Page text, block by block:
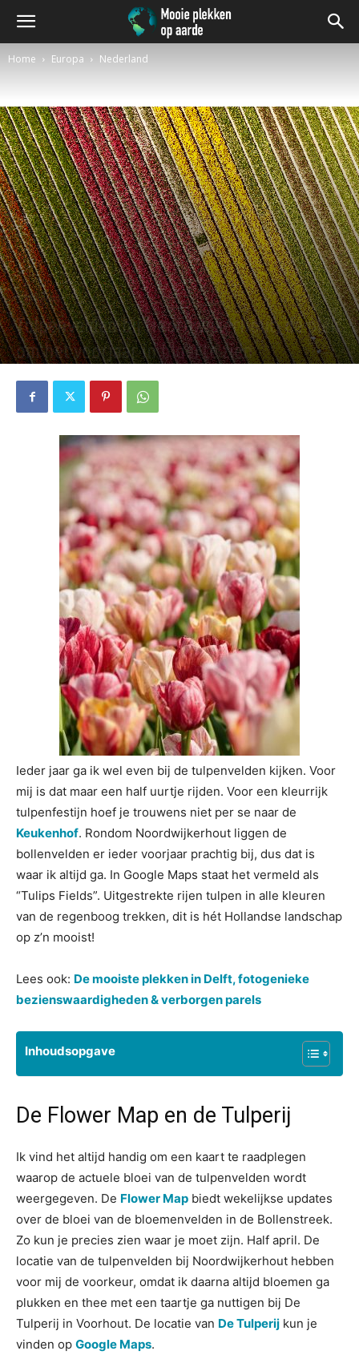
Home Europa Nederland
Nederland
Tulpenvelden bij Noordwijkerhout, dé plek
om het voorjaar in bloei te zien
Ieder jaar ga ik wel even bij de tulpenvelden kijken. Voor
mij is dat maar een half uurtje rijden. Voor een kleurrijk
tulpenfestijn hoef je trouwens niet per se naar de
Keukenhof. Rondom Noordwijkerhout liggen de
bollenvelden er ieder voorjaar prachtig bij, dus dat is
waar ik altijd ga. In Google Maps staat het vermeld als
“Tulips Fields”. Uitgestrekte rijen tulpen in alle kleuren
van de regenboog trekken, dit is hét Hollandse landschap
op z’n mooist!
Lees ook: De mooiste plekken in Delft, fotogenieke
bezienswaardigheden & verborgen parels
Inhoudsopgave
De Flower Map en de Tulperij
Ik vind het altijd handig om een kaart te raadplegen
waarop de actuele bloei van de tulpenvelden wordt
weergegeven. De Flower Map biedt wekelijkse updates
over de bloei van de bloemenvelden in de Bollenstreek.
Zo kun je precies zien waar je moet zijn. Half april. De
locatie van de tulpenvelden bij Noordwijkerhout hebben
voor mij de voorkeur, omdat ik daarna altijd bloemen ga
plukken en thee met een taartje ga nuttigen bij De
Tulperij in Voorhout. De locatie van De Tulperij kun je
vinden op Google Maps.